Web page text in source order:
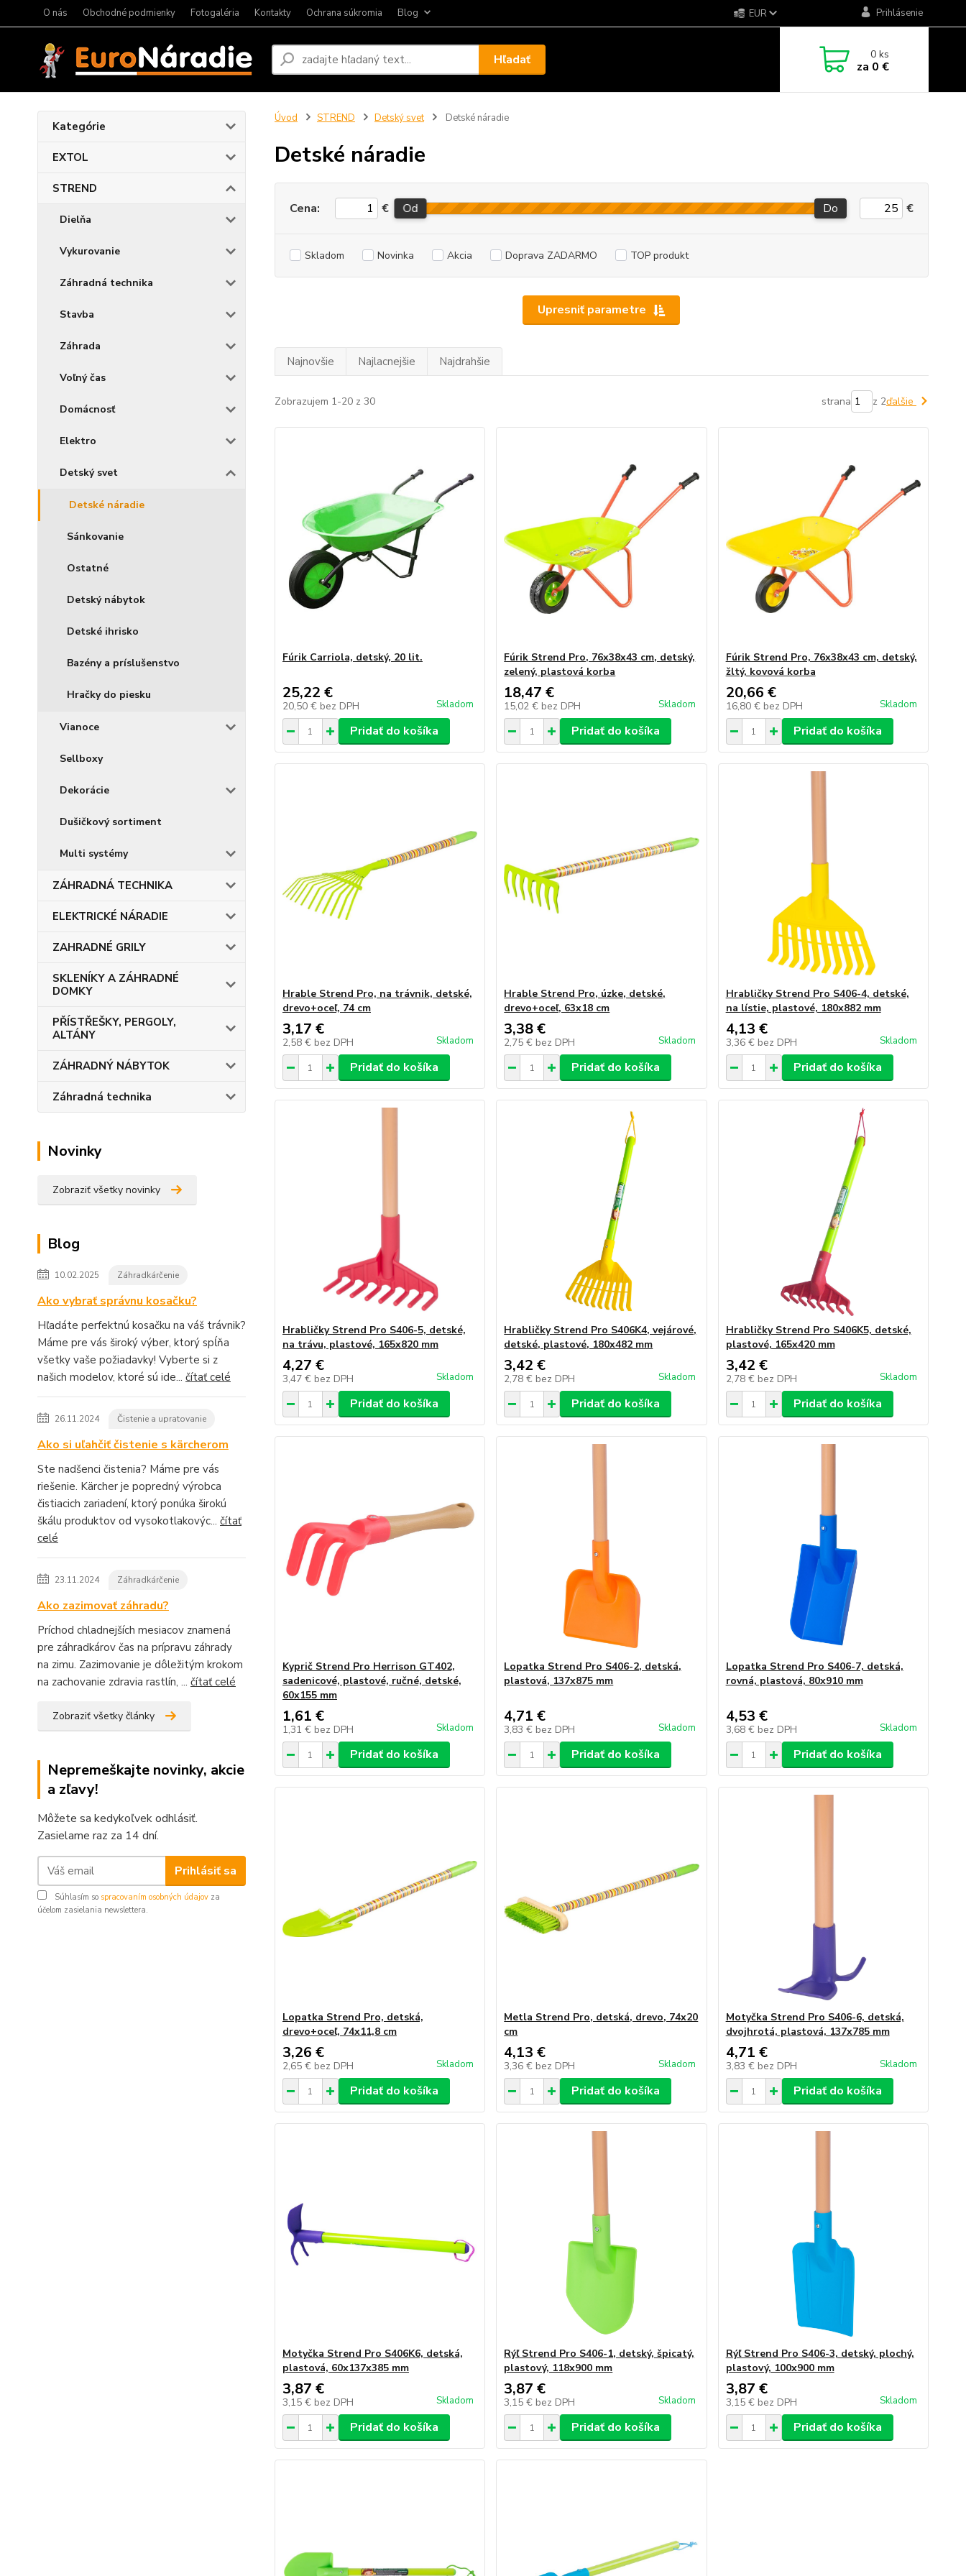
O nás Obchodné podmienky Fotogaléria Kontakty Ochrana súkromia Blog EUR Prihlásenie
Hľadať 0ks
za 0 €
Kategórie
EXTOL
STREND
Dielňa
Vykurovanie
Záhradná technika
Stavba
Záhrada
Voľný čas
Domácnosť
Elektro
Detský svet
Detské náradie
Sánkovanie
Ostatné
Detský nábytok
Detské ihrisko
Bazény a príslušenstvo
Hračky do piesku
Vianoce
Sellboxy
Dekorácie
Dušičkový sortiment
Multi systémy
ZÁHRADNÁ TECHNIKA
ELEKTRICKÉ NÁRADIE
ZAHRADNÉ GRILY
SKLENÍKY A ZÁHRADNÉ
DOMKY
PŘÍSTŘEŠKY, PERGOLY,
ALTÁNY
ZÁHRADNÝ NÁBYTOK
Záhradná technika
Novinky
Zobraziť všetky novinky
Blog
10.02.2025 Záhradkárčenie
Ako vybrať správnu kosačku?
Hľadáte perfektnú kosačku na váš trávnik?
Máme pre vás široký výber, ktorý spĺňa
všetky vaše požiadavky! Vyberte si z
našich modelov, ktoré sú ide... čítať celé
26.11.2024 Čistenie a upratovanie
Ako si uľahčiť čistenie s kärcherom
Ste nadšenci čistenia? Máme pre vás
riešenie. Kärcher je popredný výrobca
čistiacich zariadení, ktorý ponúka širokú
škálu produktov od vysokotlakovýc... čítať
celé
23.11.2024 Záhradkárčenie
Ako zazimovať záhradu?
Príchod chladnejších mesiacov znamená
pre záhradkárov čas na prípravu záhrady
na zimu. Zazimovanie je dôležitým krokom
na zachovanie zdravia rastlín, ... čítať celé
Zobraziť všetky články
Nepremeškajte novinky, akcie
a zľavy!
Môžete sa kedykoľvek odhlásiť.
Zasielame raz za 14 dní.
Prihlásiť sa
Súhlasím so spracovaním osobných údajov za
účelom zasielania newslettera.
Úvod STREND Detský svet Detské náradie
Detské náradie
Upresniť parametre
Cena: € Od Do €
Skladom Novinka Akcia Doprava ZADARMO TOP produkt
Najnovšie Najlacnejšie Najdrahšie
Zobrazujem 1-20 z 30 strana z 2ďalšie
Fúrik Carriola, detský, 20 lit.
25,22 €
20,50 € bez DPH Skladom
Pridať do košíka
Fúrik Strend Pro, 76x38x43 cm, detský,
zelený, plastová korba
18,47 €
15,02 € bez DPH Skladom
Pridať do košíka
Fúrik Strend Pro, 76x38x43 cm, detský,
žltý, kovová korba
20,66 €
16,80 € bez DPH Skladom
Pridať do košíka
Hrable Strend Pro, na trávnik, detské,
drevo+oceľ, 74 cm
3,17 €
2,58 € bez DPH Skladom
Pridať do košíka
Hrable Strend Pro, úzke, detské,
drevo+oceľ, 63x18 cm
3,38 €
2,75 € bez DPH Skladom
Pridať do košíka
Hrabličky Strend Pro S406-4, detské,
na lístie, plastové, 180x882 mm
4,13 €
3,36 € bez DPH Skladom
Pridať do košíka
Hrabličky Strend Pro S406-5, detské,
na trávu, plastové, 165x820 mm
4,27 €
3,47 € bez DPH Skladom
Pridať do košíka
Hrabličky Strend Pro S406K4, vejárové,
detské, plastové, 180x482 mm
3,42 €
2,78 € bez DPH Skladom
Pridať do košíka
Hrabličky Strend Pro S406K5, detské,
plastové, 165x420 mm
3,42 €
2,78 € bez DPH Skladom
Pridať do košíka
Kyprič Strend Pro Herrison GT402,
sadenicové, plastové, ručné, detské,
60x155 mm
1,61 €
1,31 € bez DPH Skladom
Pridať do košíka
Lopatka Strend Pro S406-2, detská,
plastová, 137x875 mm
4,71 €
3,83 € bez DPH Skladom
Pridať do košíka
Lopatka Strend Pro S406-7, detská,
rovná, plastová, 80x910 mm
4,53 €
3,68 € bez DPH Skladom
Pridať do košíka
Lopatka Strend Pro, detská,
drevo+oceľ, 74x11,8 cm
3,26 €
2,65 € bez DPH Skladom
Pridať do košíka
Metla Strend Pro, detská, drevo, 74x20
cm
4,13 €
3,36 € bez DPH Skladom
Pridať do košíka
Motyčka Strend Pro S406-6, detská,
dvojhrotá, plastová, 137x785 mm
4,71 €
3,83 € bez DPH Skladom
Pridať do košíka
Motyčka Strend Pro S406K6, detská,
plastová, 60x137x385 mm
3,87 €
3,15 € bez DPH Skladom
Pridať do košíka
Rýľ Strend Pro S406-1, detský, špicatý,
plastový, 118x900 mm
3,87 €
3,15 € bez DPH Skladom
Pridať do košíka
Rýľ Strend Pro S406-3, detský, plochý,
plastový, 100x900 mm
3,87 €
3,15 € bez DPH Skladom
Pridať do košíka